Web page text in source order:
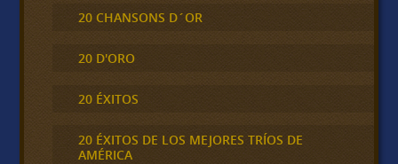
20 CHANSONS D´OR
20 D'ORO
20 ÉXITOS
20 ÉXITOS DE LOS MEJORES TRÍOS DE
AMÉRICA